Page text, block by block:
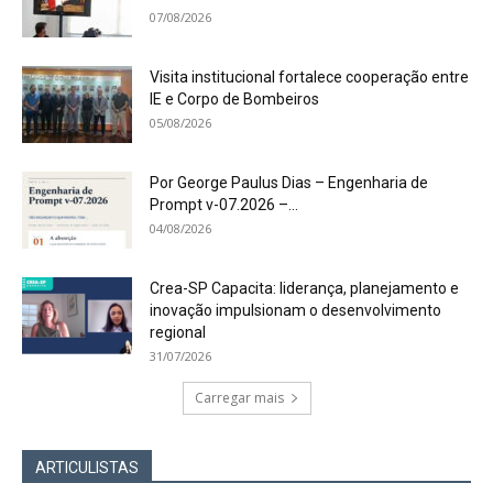
07/08/2026
Visita institucional fortalece cooperação entre
IE e Corpo de Bombeiros
05/08/2026
Por George Paulus Dias – Engenharia de
Prompt v-07.2026 –...
04/08/2026
Crea-SP Capacita: liderança, planejamento e
inovação impulsionam o desenvolvimento
regional
31/07/2026
Carregar mais
ARTICULISTAS